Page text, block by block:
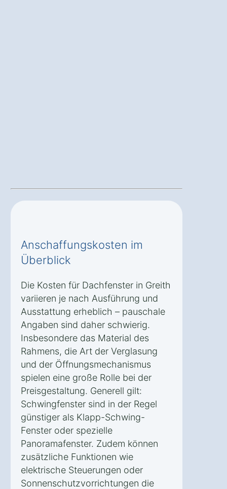
Anschaffungskosten im
Überblick
Die Kosten für Dachfenster in Greith
variieren je nach Ausführung und
Ausstattung erheblich – pauschale
Angaben sind daher schwierig.
Insbesondere das Material des
Rahmens, die Art der Verglasung
und der Öffnungsmechanismus
spielen eine große Rolle bei der
Preisgestaltung. Generell gilt:
Schwingfenster sind in der Regel
günstiger als Klapp-Schwing-
Fenster oder spezielle
Panoramafenster. Zudem können
zusätzliche Funktionen wie
elektrische Steuerungen oder
Sonnenschutzvorrichtungen die